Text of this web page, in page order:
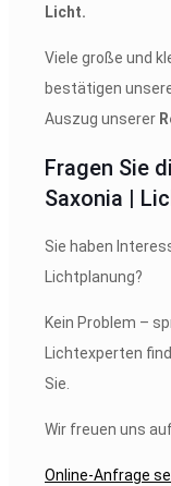
Licht.
Viele große und
bestätigen
Auszug unserer
Fragen Sie
Saxonia |
Sie haben
Lichtplanung?
Kein Problem –
Lichtexperten
Sie.
Wir freuen uns
Online-Anfrage